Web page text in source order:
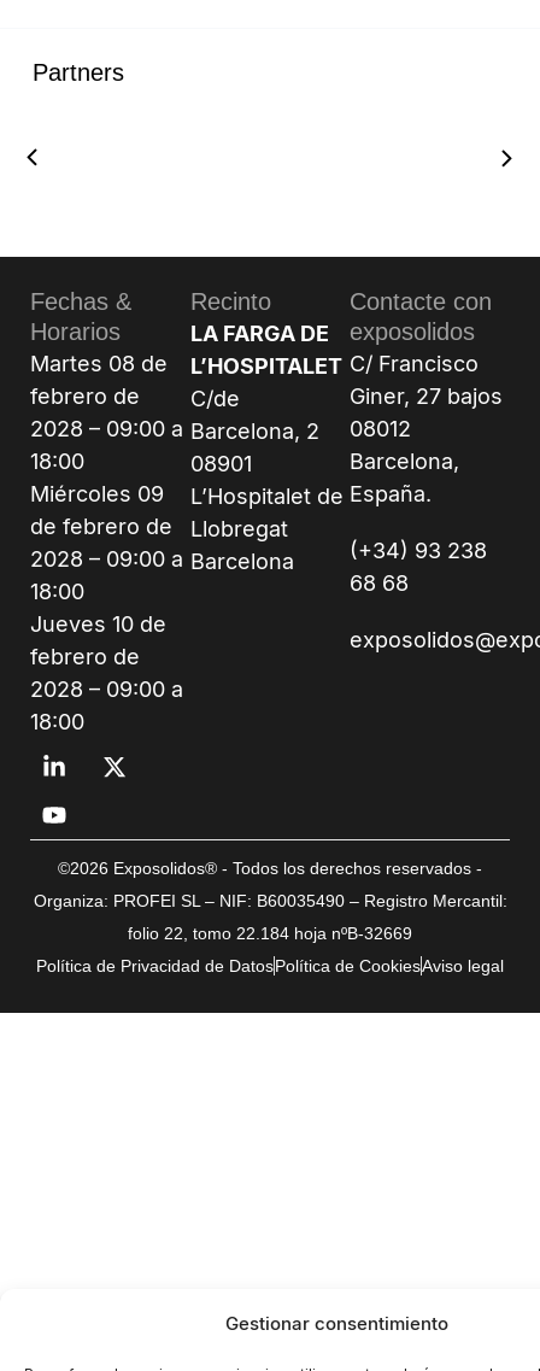
Gestionar consentimiento
Partners
Fechas &
Horarios
Martes 08 de
febrero de
2028 – 09:00 a
18:00
Miércoles 09
de febrero de
2028 – 09:00 a
18:00
Jueves 10 de
febrero de
2028 – 09:00 a
18:00
Recinto
LA FARGA DE
L’HOSPITALET
C/de
Barcelona, 2
08901
L’Hospitalet de
Llobregat
Barcelona
Contacte con
exposolidos
C/ Francisco
Giner, 27 bajos
08012
Barcelona,
España.
(+34) 93 238
68 68
©2026 Exposolidos® - Todos los derechos reservados -
Organiza: PROFEI SL – NIF: B60035490 – Registro Mercantil:
folio 22, tomo 22.184 hoja nºB-32669
Política de Privacidad de DatosPolítica de CookiesAviso legal